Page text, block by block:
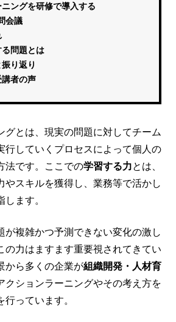
ングを研修で導入する
会議
問題とは
り返り
者の声
グとは、現実の問題に対してチーム
行していくプロセスによって個人の
法です。ここでの学習する力とは、
やスキルを獲得し、業務等で活かし
ます。
複雑かつ予測できない変化の激し
の力はますます重要視されてきてい
から多くの企業が組織開発・人材育
クションラーニングやその考え方を
っています。